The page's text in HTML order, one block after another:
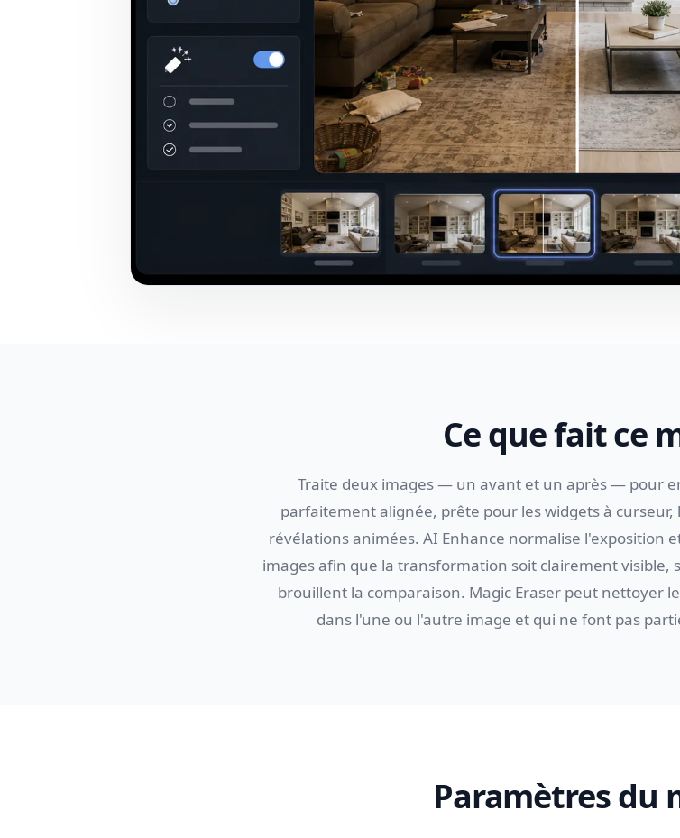
Ce que fait ce
Traite deux images — un avant et un après — pour
parfaitement alignée, prête pour les widgets à curseur,
révélations animées. AI Enhance normalise l'exposition
images afin que la transformation soit clairement visible,
brouillent la comparaison. Magic Eraser peut nettoyer
dans l'une ou l'autre image et qui ne font pas
Paramètres du